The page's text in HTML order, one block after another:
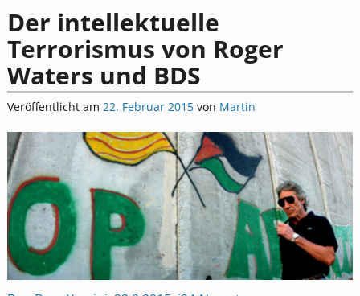
Der intellektuelle
Terrorismus von Roger
Waters und BDS
Veröffentlicht am 22. Februar 2015 von Martin